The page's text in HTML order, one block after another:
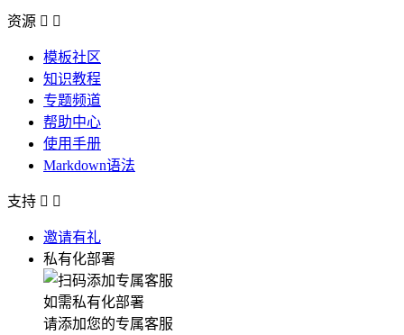
资源  
模板社区
知识教程
专题频道
帮助中心
使用手册
Markdown语法
支持  
邀请有礼
私有化部署
如需私有化部署
请添加您的专属客服